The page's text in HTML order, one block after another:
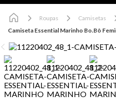
Roupas
Camisetas